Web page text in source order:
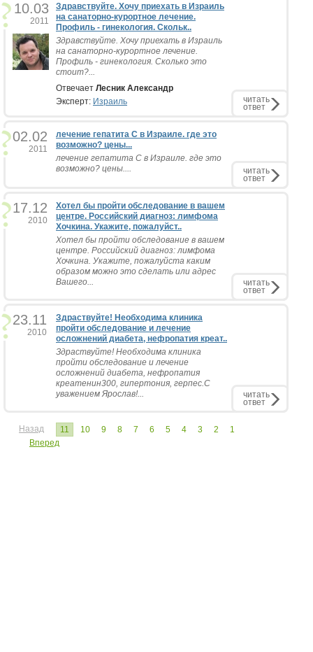
10.03
2011
Здравствуйте. Хочу приехать в Израиль
на санаторно-курортное лечение.
Профиль - гинекология. Скольк..
Здравствуйте. Хочу приехать в Израиль
на санаторно-курортное лечение.
Профиль - гинекология. Сколько это
стоит?...
Отвечает Лесник Александр
Эксперт: Израиль читать
ответ
02.02
2011
лечение гепатита С в Израиле. где это
возможно? цены...
лечение гепатита С в Израиле. где это
возможно? цены....
читать
ответ
17.12
2010
Хотел бы пройти обследование в вашем
центре. Российский диагноз: лимфома
Хочкина. Укажите, пожалуйст..
Хотел бы пройти обследование в вашем
центре. Российский диагноз: лимфома
Хочкина. Укажите, пожалуйста каким
образом можно это сделать или адрес
Вашего...
читать
ответ
23.11
2010
Здраствуйте! Необходима клиника
пройти обследование и лечение
осложнений диабета, нефропатия креат..
Здраствуйте! Необходима клиника
пройти обследование и лечение
осложнений диабета, нефропатия
креатенин300, гипертония, герпес.С
уважением Ярослав!...
читать
ответ
Назад 11 10 9 8 7 6 5 4 3 2
1
Вперед